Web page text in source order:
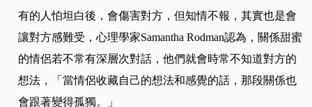
有的人怕坦白後，會傷害對方，但知情不報，其實也是會
讓對方感難受，心理學家Samantha Rodman認為，關係甜蜜
的情侶若不常有深層次對話，他們就會時常不知道對方的
想法，「當情侶收藏自己的想法和感覺的話，那段關係也
會跟著變得孤獨。」